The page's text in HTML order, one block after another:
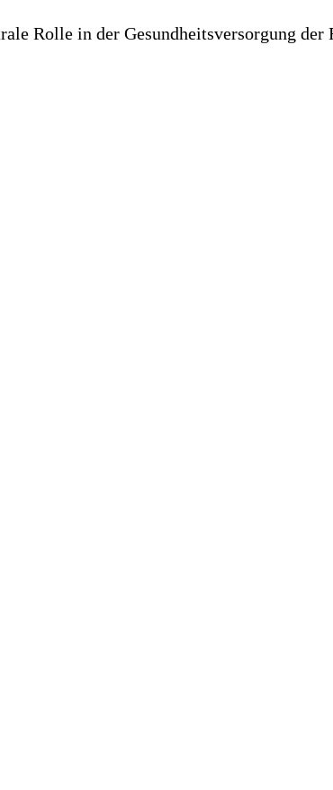
Rolle in der Gesundheitsversorgung